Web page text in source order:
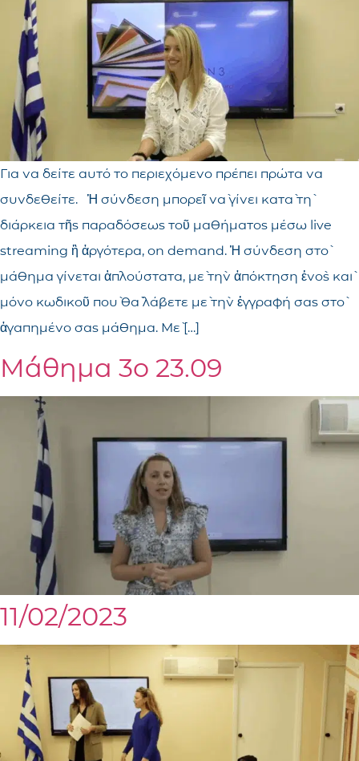
Για να δείτε αυτό το περιεχόμενο πρέπει πρώτα να
συνδεθείτε. Ἡ σύνδεση μπορεῖ νὰ γίνει κατὰ τὴ
διάρκεια τῆς παραδόσεως τοῦ μαθήματος μέσω live
streaming ἢ ἀργότερα, on demand. Ἡ σύνδεση στὸ
μάθημα γίνεται ἁπλούστατα, μὲ τὴν ἀπόκτηση ἑνὸς καὶ
μόνο κωδικοῦ ποὺ θὰ λάβετε μὲ τὴν ἐγγραφή σας στὸ
ἀγαπημένο σας μάθημα. Μὲ […]
Μάθημα 3ο 23.09
11/02/2023